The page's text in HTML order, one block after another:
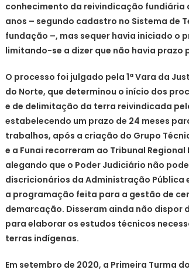
conhecimento da reivindicação fundiária
anos – segundo cadastro no Sistema de
fundação –, mas sequer havia iniciado o
limitando-se a dizer que não havia prazo
O processo foi julgado pela 1ª Vara da
do Norte, que determinou o início dos
e de delimitação da terra reivindicada
estabelecendo um prazo de 24 meses
trabalhos, após a criação do Grupo
e a Funai recorreram ao Tribunal Regional
alegando que o Poder Judiciário não
discricionários da Administração Pública
a programação feita para a gestão de
demarcação. Disseram ainda não dispor
para elaborar os estudos técnicos
terras indígenas.
Em setembro de 2020, a Primeira Turma